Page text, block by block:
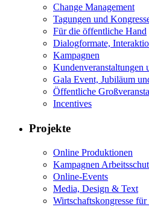
Change Management
Tagungen und
Für die öffentliche Hand
Dialogformate,
Kampagnen
Kundenveranstaltungen
Gala Event, Jubiläum
Öffentliche
Incentives
Projekte
Online Produktionen
Kampagnen
Online-Events
Media, Design & Text
Wirtschaftskongresse